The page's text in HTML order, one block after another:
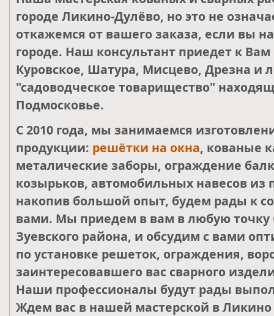
городе Ликино-Дулёво, но это не
откажемся от вашего заказа, если вы
городе. Наш консультант приедет к
Куровское, Шатура, Мисцево, Дрезна и
"садоводческое товарищество"
Подмосковье.
С 2010 года, мы занимаемся
продукции: решётки на окна, кованые
металические заборы, ограждение
козырьков, автомобильных навесов из
накопив большой опыт, будем рады к
вами. Мы приедем в вам в любую точку
Зуевского района, и обсудим с вами
по установке решеток, ограждения,
заинтересовавшего вас сварного
Наши профессионалы будут рады
Ждем вас в нашей мастерской в Ликино